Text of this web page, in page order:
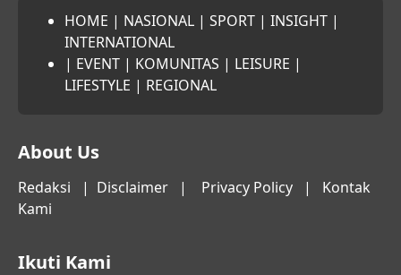
HOME | NASIONAL | SPORT | INSIGHT |
INTERNATIONAL
| EVENT | KOMUNITAS | LEISURE |
LIFESTYLE | REGIONAL
About Us
Redaksi | Disclaimer | Privacy Policy | Kontak
Kami
Ikuti Kami